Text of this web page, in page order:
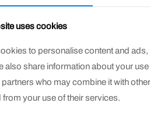
del clavo. Esto mejora la
y reduce
se trabaja a ritmo de
valor.
uses cookies
to personalise content and
also share information about your
who may combine it with
from your use of their services.